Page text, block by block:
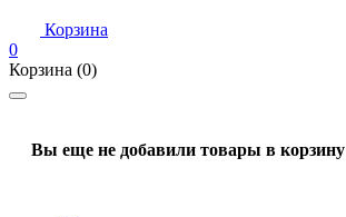
Корзина
0
Корзина (0)
Вы еще не добавили товары в корзину